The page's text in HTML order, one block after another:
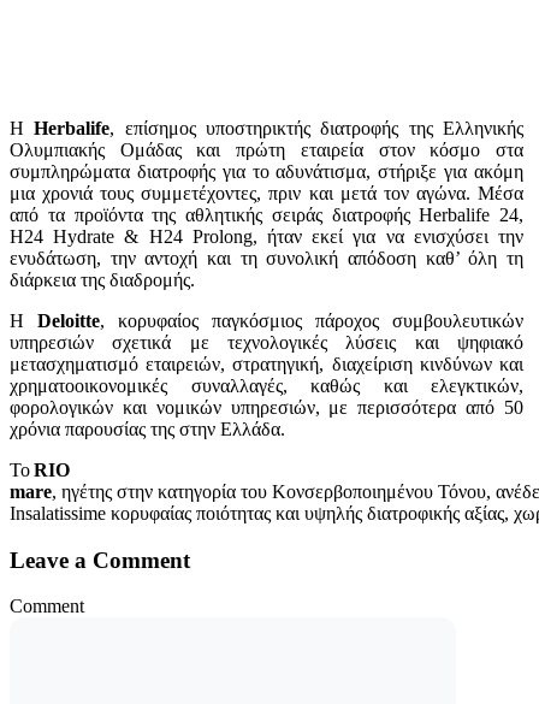
ΗHerbalife, επίσημος υποστηρικτής διατροφής της Ελληνικής
Ολυμπιακής Ομάδας και πρώτη εταιρεία στον κόσμο στα
συμπληρώματα διατροφής για το αδυνάτισμα, στήριξε για ακόμη
μια χρονιά τους συμμετέχοντες, πριν και μετά τον αγώνα. Μέσα
από τα προϊόντα της αθλητικής σειράς διατροφής Herbalife 24,
H24 Hydrate & H24 Prolong, ήταν εκεί για να ενισχύσει την
ενυδάτωση, την αντοχή και τη συνολική απόδοση καθ’ όλη τη
διάρκεια της διαδρομής.
Η Deloitte, κορυφαίος παγκόσμιος πάροχος συμβουλευτικών
υπηρεσιών σχετικά με τεχνολογικές λύσεις και ψηφιακό
μετασχηματισμό εταιρειών, στρατηγική, διαχείριση κινδύνων και
χρηματοοικονομικές συναλλαγές, καθώς και ελεγκτικών,
φορολογικών και νομικών υπηρεσιών, με περισσότερα από 50
χρόνια παρουσίας της στην Ελλάδα.
ΤοRIO
mare, ηγέτης στην κατηγορία του Κονσερβοποιημένου Τόνου,
Insalatissime κορυφαίας ποιότητας και υψηλής διατροφικής αξίας,
Leave a Comment
Comment